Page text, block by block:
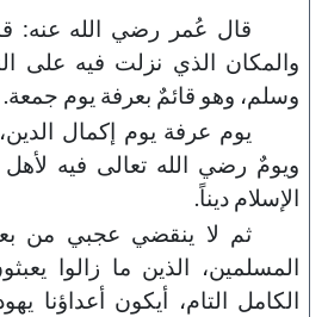
قال عُمر رضي الله عنه:
والمكان الذي نزلت فيه على
وسلم، وهو قائمٌ بعرفة يوم جمعة.
يوم عرفة يوم إكمال
ويومٌ رضي الله تعالى فيه
الإسلام ديناً.
ثم لا ينقضي عجبي من
المسلمين، الذين ما زالوا
الكامل التام، أيكون أعداؤنا